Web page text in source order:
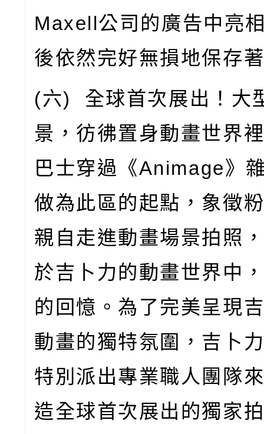
Maxell公司的廣告中亮
後依然完好無損地保存
(六) 全球首次展出！大
景，彷彿置身動畫世界
巴士穿過《Animage》
做為此區的起點，象徵
親自走進動畫場景拍照
於吉卜力的動畫世界中
的回憶。為了完美呈現
動畫的獨特氛圍，吉卜
特別派出專業職人團隊
造全球首次展出的獨家